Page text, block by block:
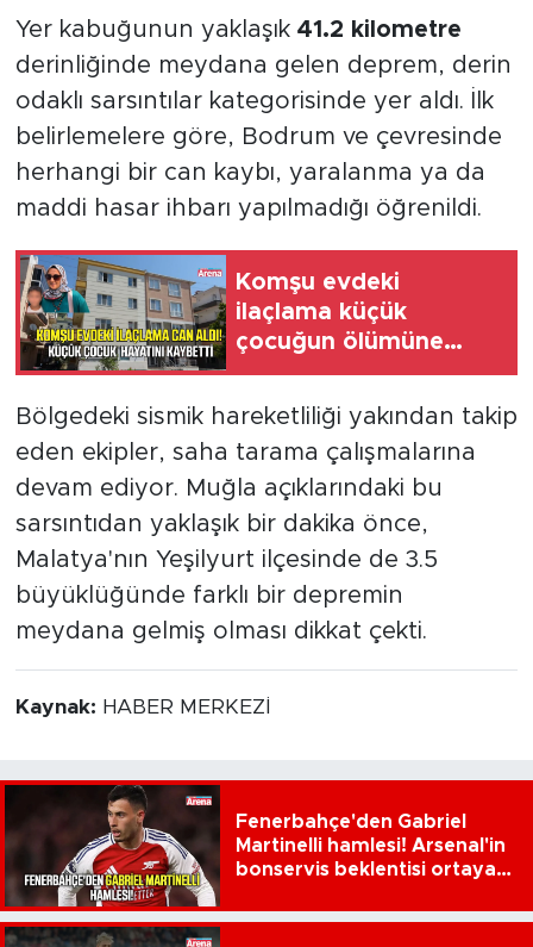
Yer kabuğunun yaklaşık 41.2 kilometre
derinliğinde meydana gelen deprem, derin
odaklı sarsıntılar kategorisinde yer aldı. İlk
belirlemelere göre, Bodrum ve çevresinde
herhangi bir can kaybı, yaralanma ya da
maddi hasar ihbarı yapılmadığı öğrenildi.
Komşu evdeki
ilaçlama küçük
çocuğun ölümüne
neden oldu
Bölgedeki sismik hareketliliği yakından takip
eden ekipler, saha tarama çalışmalarına
devam ediyor. Muğla açıklarındaki bu
sarsıntıdan yaklaşık bir dakika önce,
Malatya'nın Yeşilyurt ilçesinde de 3.5
büyüklüğünde farklı bir depremin
meydana gelmiş olması dikkat çekti.
Kaynak: HABER MERKEZİ
Fenerbahçe'den Gabriel
Martinelli hamlesi! Arsenal'in
bonservis beklentisi ortaya